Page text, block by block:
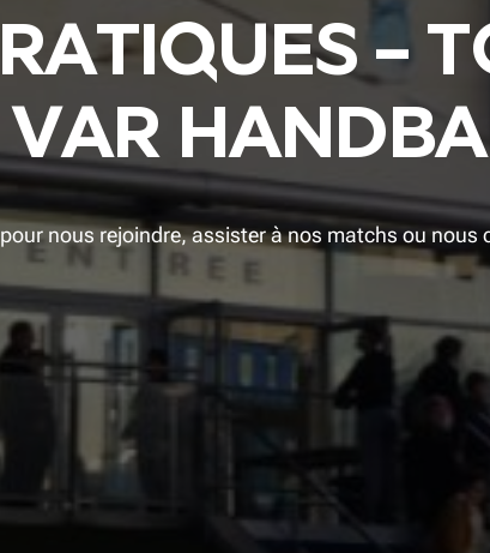
–
nous rejoindre, assister à nos matchs ou nous